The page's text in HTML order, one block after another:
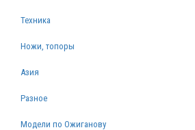
Техника
Ножи, топоры
Азия
Разное
Модели по Ожиганову